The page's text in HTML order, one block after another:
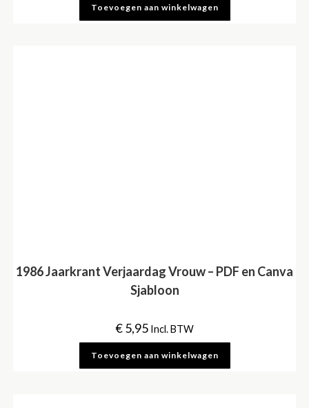
Toevoegen aan winkelwagen
1986 Jaarkrant Verjaardag Vrouw – PDF en Canva
Sjabloon
€5,95 Incl. BTW
Toevoegen aan winkelwagen